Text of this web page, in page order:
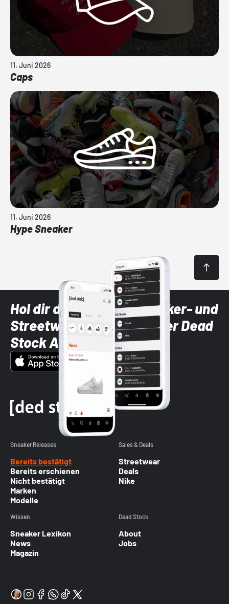
11. Juni 2026
Caps
11. Juni 2026
Hype Sneaker
Hol dir die neuesten Sneaker- und
Streetwear-Brands mit der Dead
Stock App
Sneaker Releases
Bereits bestätigt
Bereits erschienen
Nicht bestätigt
Marken
Modelle
Sales & Deals
Streetwear
Deals
Nike
Wissen
Sneaker Lexikon
News
Magazin
Dead Stock
About
Jobs